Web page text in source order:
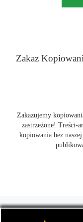
Zakaz
Zakazujemy
zastrzeżone! Treści-
kopiowania bez